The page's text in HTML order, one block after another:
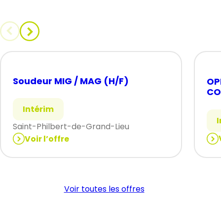
Soudeur MIG / MAG (H/F)
Intérim
Saint-Philbert-de-Grand-Lieu
Voir l’offre
:
Soudeur
:
Voir toutes les offres